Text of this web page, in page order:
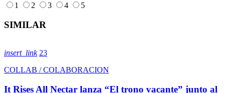
1
2 3 4 5
SIMILAR
insert_link 23
COLLAB / COLABORACION
It Rises All Nectar lanza “El trono vacante” junto al